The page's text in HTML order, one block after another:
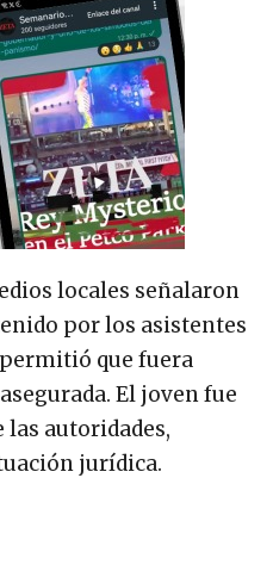
locales señalaron
por los asistentes
permitió que fuera
El joven fue
las autoridades,
jurídica.